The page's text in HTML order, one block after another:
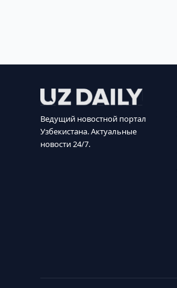
Ведущий новостной портал
Узбекистана. Актуальные
новости 24/7.